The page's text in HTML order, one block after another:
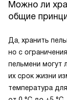
Можно ли
общие
Да, хранить
но с
пельмени могут
их срок жизни
температура